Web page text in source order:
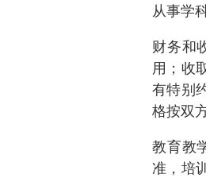
从事学
财务和
用；收
有特别
格按双
教育教
准，培